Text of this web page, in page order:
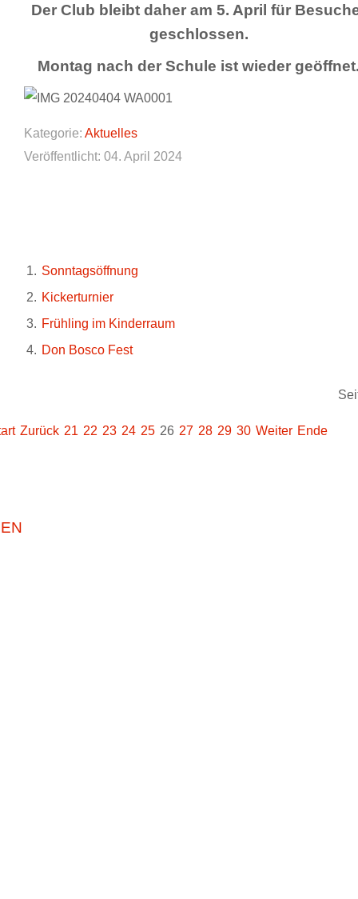
Der Club bleibt daher am 5. April für
geschlossen.
Montag nach der Schule ist wieder
Kategorie: Aktuelles
Veröffentlicht: 04. April 2024
Sonntagsöffnung
Kickerturnier
Frühling im Kinderraum
Don Bosco Fest
Zurück 21 22 23 24 25 26 27 28 29 30 Weiter Ende